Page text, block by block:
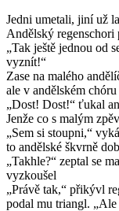
Jedni umetali, jiní už
Andělský
„Tak ještě jednou od
vyznít!“
Zase na malého
ale v andělském
„Dost! Dost!“ ťukal
Jenže co s malým
„Sem si stoupni,“
to andělské škvrně
„Takhle?“ zeptal se
vyzkoušel
„Právě tak,“ přikývl
podal mu triangl.